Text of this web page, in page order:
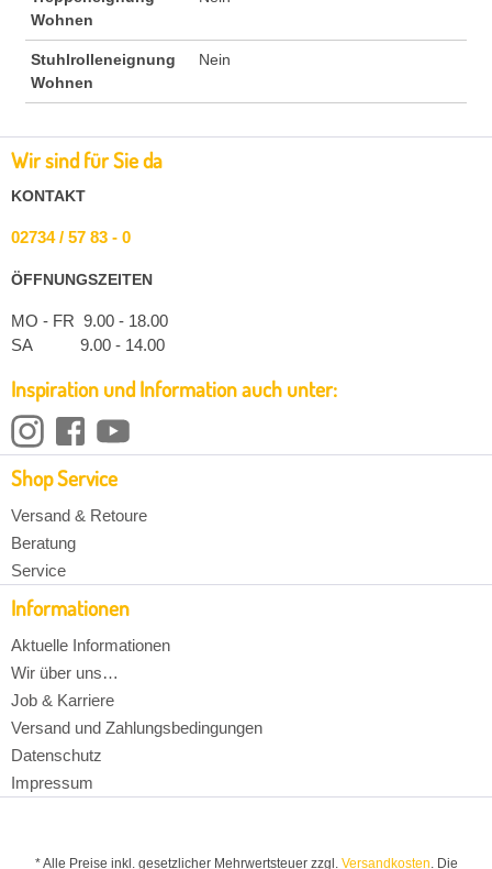
Wohnen
Stuhlrolleneignung
Wohnen
Nein
Wir sind für Sie da
KONTAKT
02734 / 57 83 - 0
ÖFFNUNGSZEITEN
MO - FR 9.00 - 18.00
SA 9.00 - 14.00
Inspiration und Information auch unter:
Shop Service
Versand & Retoure
Beratung
Service
Informationen
Aktuelle Informationen
Wir über uns…
Job & Karriere
Versand und Zahlungsbedingungen
Datenschutz
Impressum
* Alle Preise inkl. gesetzlicher Mehrwertsteuer zzgl. Versandkosten. Die